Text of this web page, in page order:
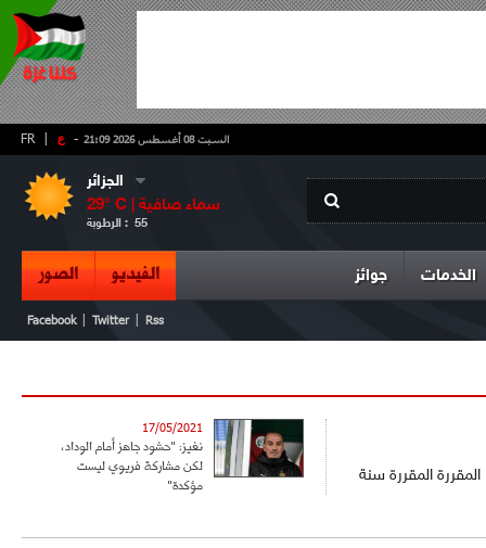
- ع FR السبت 08 أغسطس 2026 21:09
الجزائر
29° C | سماء صافية
الرطوبة : 55
الخدمات جوائز الفيديو الصور
Facebook Twitter Rss
نالت الجزائر شرف تنظيم نهائيات كأس أمم إفريقيا لأقل من 17 عاما، وذلك في نسختها 15 المقررة المقررة سنة
17/05/2021
نغيز: "حشود جاهز أمام الوداد،
لكن مشاركة فريوي ليست
مؤكدة"